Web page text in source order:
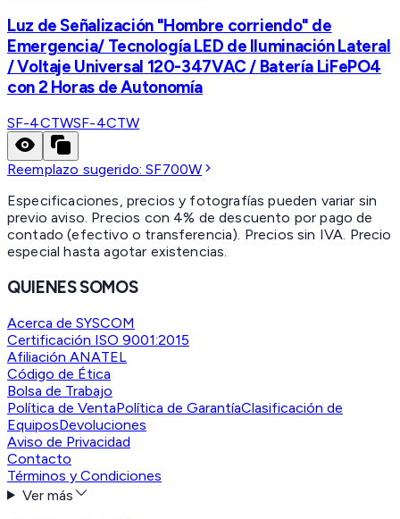
Luz de Señalización "Hombre corriendo" de
Emergencia/ Tecnología LED de Iluminación Lateral
/ Voltaje Universal 120-347VAC / Batería LiFePO4
con 2 Horas de Autonomía
SF-4CTWSF-4CTW
Reemplazo sugerido:SF700W
Especificaciones, precios y fotografías pueden variar sin
previo aviso. Precios con 4% de descuento por pago de
contado (efectivo o transferencia). Precios sin IVA. Precio
especial hasta agotar existencias.
QUIENES SOMOS
Acerca de SYSCOM
Certificación ISO 9001:2015
Afiliación ANATEL
Código de Ética
Bolsa de Trabajo
Política de VentaPolítica de GarantíaClasificación de
EquiposDevoluciones
Aviso de Privacidad
Contacto
Términos y Condiciones
Ver más